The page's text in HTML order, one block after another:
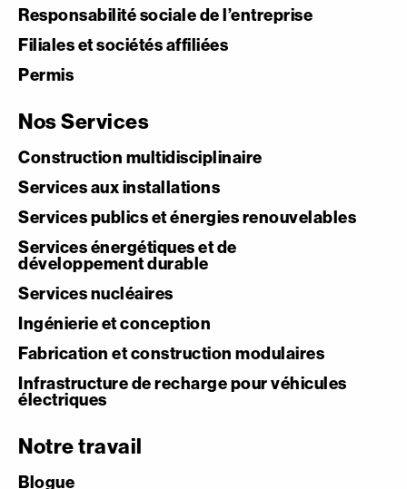
Responsabilité sociale de l’entreprise
Filiales et sociétés affiliées
Permis
Nos Services
Construction multidisciplinaire
Services aux installations
Services publics et énergies renouvelables
Services énergétiques et de
développement durable
Services nucléaires
Ingénierie et conception
Fabrication et construction modulaires
Infrastructure de recharge pour véhicules
électriques
Notre travail
Blogue